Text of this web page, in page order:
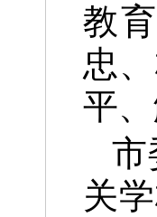
教
忠
平
市
关